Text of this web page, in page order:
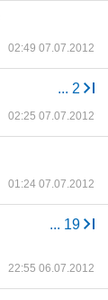
02:49 07.07.2012
... 2
02:25 07.07.2012
01:24 07.07.2012
... 19
22:55 06.07.2012